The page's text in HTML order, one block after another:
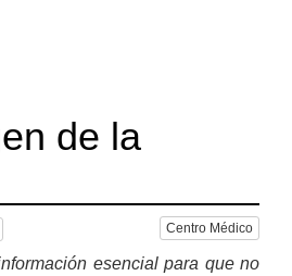
de la
Centro Médico
esencial para que no